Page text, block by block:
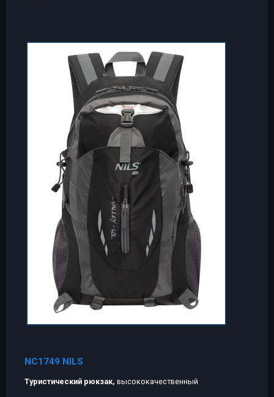
NC1749 NILS
Туристический рюкзак, высококачественный